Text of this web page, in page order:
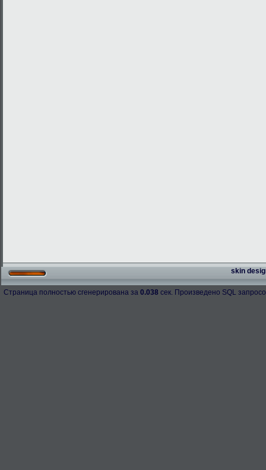
skin
Страница полностью сгенерирована за 0.038 сек. Произведено SQL